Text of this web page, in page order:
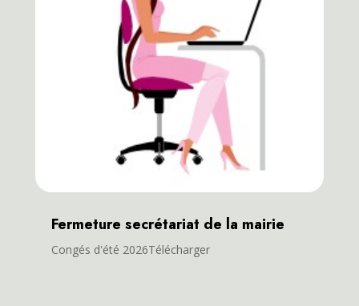
Fermeture secrétariat de la mairie
Congés d'été 2026Télécharger